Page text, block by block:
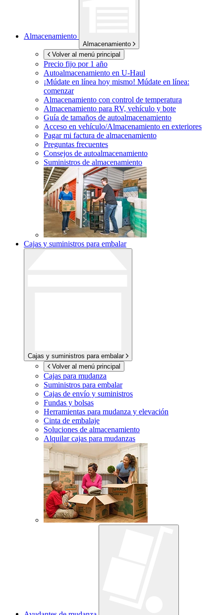
Almacenamiento
Almacenamiento
Volver al menú principal
Precio fijo por 1 año
Autoalmacenamiento en U-Haul
¡Múdate en línea hoy mismo! Múdate en línea:
comenzar
Almacenamiento con control de temperatura
Almacenamiento para RV, vehículo y bote
Guía de tamaños de autoalmacenamiento
Acceso en vehículo/Almacenamiento en exteriores
Pagar mi factura de almacenamiento
Preguntas frecuentes
Consejos de autoalmacenamiento
Suministros de almacenamiento
Cajas y suministros para embalar
Cajas y suministros para embalar
Volver al menú principal
Cajas para mudanza
Suministros para embalar
Cajas de envío y suministros
Fundas y bolsas
Herramientas para mudanza y elevación
Cinta de embalaje
Soluciones de almacenamiento
Alquilar cajas para mudanzas